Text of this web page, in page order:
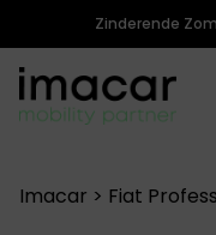
Zinderende
Imacar > Fiat